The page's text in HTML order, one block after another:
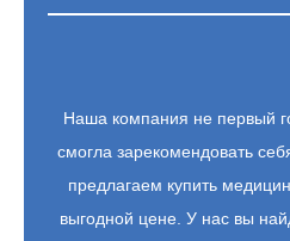
Наша компания не первый
смогла зарекомендовать
предлагаем купить
выгодной цене. У нас вы